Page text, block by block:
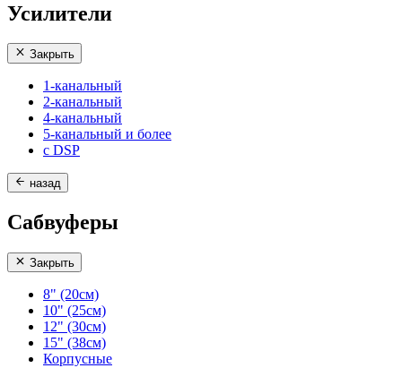
Усилители
Закрыть
1-канальный
2-канальный
4-канальный
5-канальный и более
с DSP
назад
Сабвуферы
Закрыть
8" (20см)
10" (25см)
12" (30см)
15" (38см)
Корпусные